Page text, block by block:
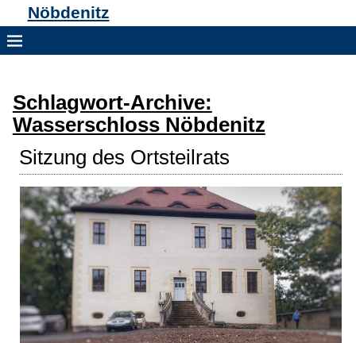
Nöbdenitz
Schlagwort-Archive:
Wasserschloss Nöbdenitz
Sitzung des Ortsteilrats